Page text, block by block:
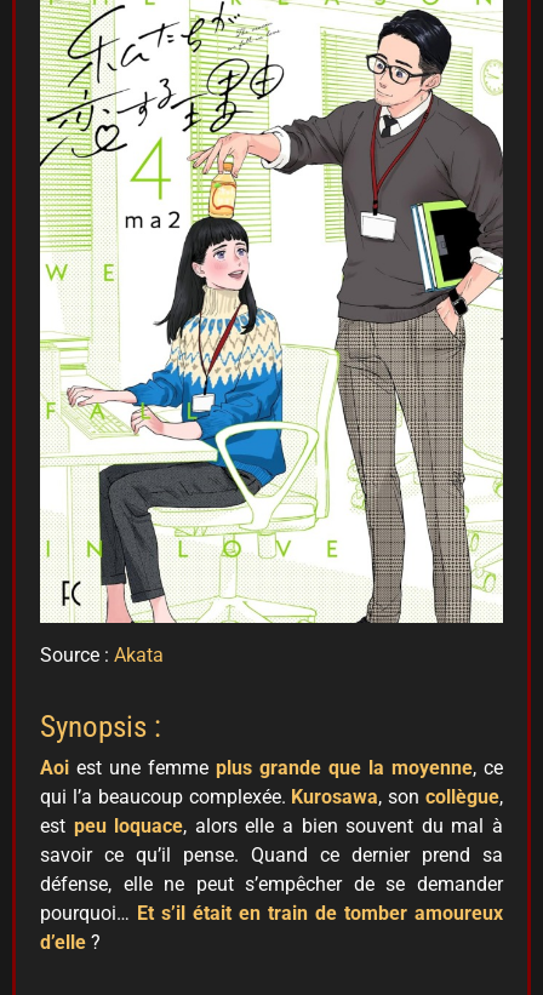
Source : Akata
Synopsis :
Aoi est une femme plus grande que la moyenne, ce
qui l’a beaucoup complexée. Kurosawa, soncollègue,
est peu loquace, alors elle a bien souvent du mal à
savoir ce qu’il pense. Quand ce dernier prend sa
défense, elle ne peut s’empêcher de se demander
pourquoi… Et s’il était en train de tomber amoureux
d’elle ?